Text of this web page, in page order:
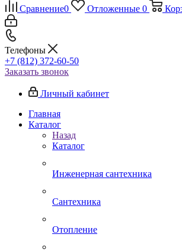
Сравнение0 Отложенные 0
Телефоны
+7 (812) 372-60-50
Заказать звонок
Личный кабинет
Главная
Каталог
Назад
Каталог
Инженерная сантехника
Сантехника
Отопление